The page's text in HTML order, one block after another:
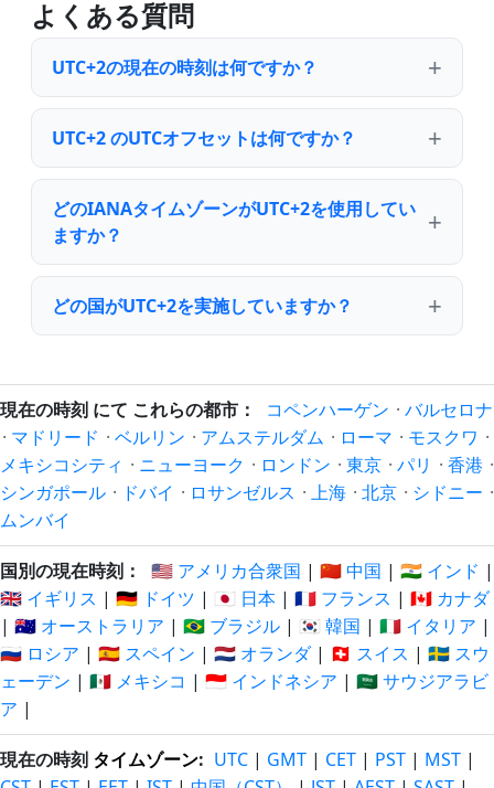
よくある質問
UTC+2の現在の時刻は何ですか？
UTC+2 のUTCオフセットは何ですか？
どのIANAタイムゾーンがUTC+2を使用してい
ますか？
どの国がUTC+2を実施していますか？
現在の時刻 にて これらの都市： コペンハーゲン · バルセロナ
· マドリード · ベルリン · アムステルダム · ローマ · モスクワ ·
メキシコシティ · ニューヨーク · ロンドン · 東京 · パリ · 香港 ·
シンガポール · ドバイ · ロサンゼルス · 上海 · 北京 · シドニー ·
ムンバイ
国別の現在時刻： 🇺🇸 アメリカ合衆国 | 🇨🇳 中国 | 🇮🇳 インド |
🇬🇧 イギリス | 🇩🇪 ドイツ | 🇯🇵 日本 | 🇫🇷 フランス | 🇨🇦 カナダ
| 🇦🇺 オーストラリア | 🇧🇷 ブラジル | 🇰🇷 韓国 | 🇮🇹 イタリア |
🇷🇺 ロシア | 🇪🇸 スペイン | 🇳🇱 オランダ| 🇨🇭 スイス | 🇸🇪 スウ
ェーデン | 🇲🇽 メキシコ | 🇮🇩 インドネシア | 🇸🇦 サウジアラビ
ア |
現在の時刻 タイムゾーン: UTC | GMT | CET | PST | MST |